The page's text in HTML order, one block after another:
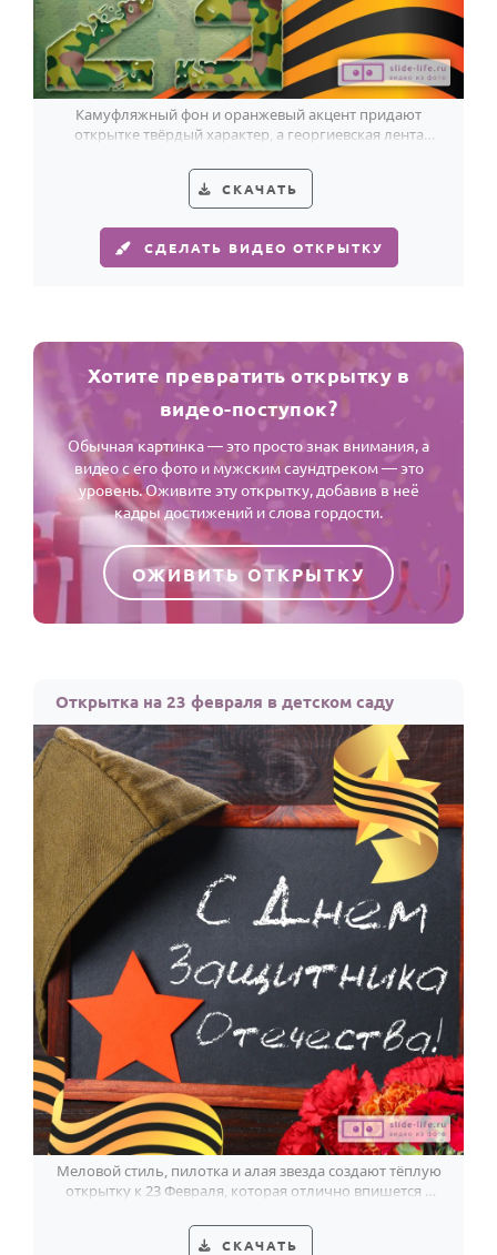
Камуфляжный фон и оранжевый акцент придают
открытке твёрдый характер, а георгиевская лента
СКАЧАТЬ
СДЕЛАТЬ ВИДЕО ОТКРЫТКУ
Хотите превратить открытку в
видео-поступок?
Обычная картинка — это просто знак внимания, а
видео с его фото и мужским саундтреком — это
уровень. Оживите эту открытку, добавив в неё
кадры достижений и слова гордости.
ОЖИВИТЬ ОТКРЫТКУ
Открытка на 23 февраля в детском саду
Меловой стиль, пилотка и алая звезда создают тёплую
открытку к 23 Февраля, которая отлично впишется в
СКАЧАТЬ